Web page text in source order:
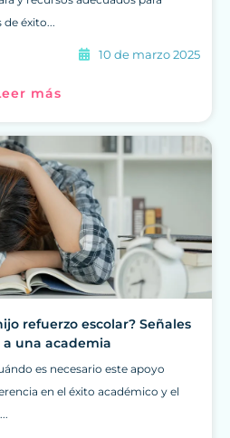
éxito...
10 de marzo 2025
más
refuerzo escolar? Señales
una academia
es necesario este apoyo
en el éxito académico y el